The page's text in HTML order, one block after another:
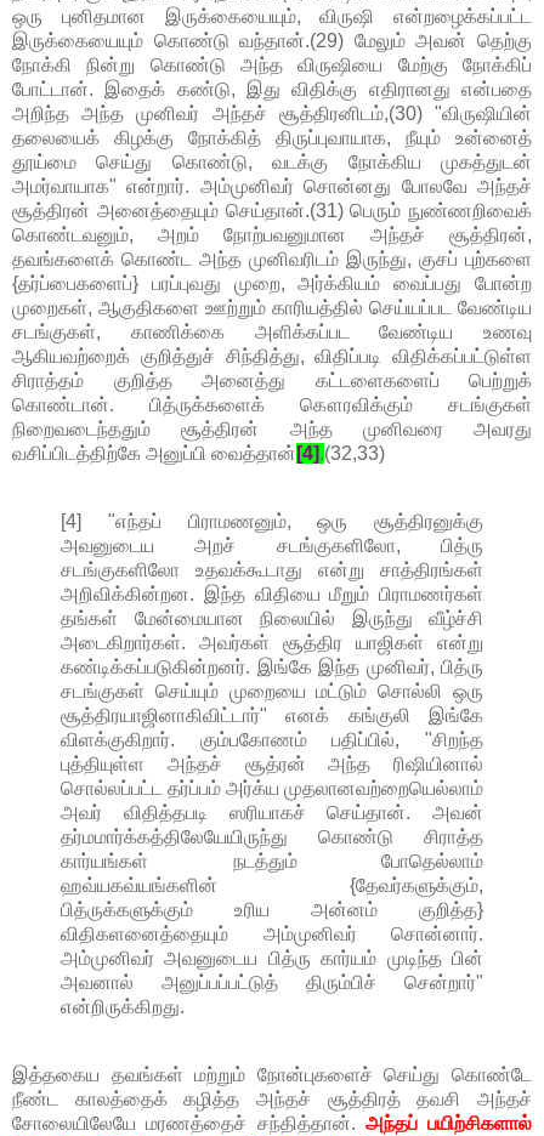
ஒரு புனிதமான இருக்கையையும், விருஷி என்றழைக்கப்பட்ட
இருக்கையையும் கொண்டு வந்தான்.(29) மேலும் அவன் தெற்கு
நோக்கி நின்று கொண்டு அந்த விருஷியை மேற்கு நோக்கிப்
போட்டான். இதைக் கண்டு, இது விதிக்கு எதிரானது என்பதை
அறிந்த அந்த முனிவர் அந்தச் சூத்திரனிடம்,(30) "விருஷியின்
தலையைக் கிழக்கு நோக்கித் திருப்புவாயாக, நீயும் உன்னைத்
தூய்மை செய்து கொண்டு, வடக்கு நோக்கிய முகத்துடன்
அமர்வாயாக" என்றார். அம்முனிவர் சொன்னது போலவே அந்தச்
சூத்திரன் அனைத்தையும் செய்தான்.(31) பெரும் நுண்ணறிவைக்
கொண்டவனும், அறம் நோற்பவனுமான அந்தச் சூத்திரன்,
தவங்களைக் கொண்ட அந்த முனிவரிடம் இருந்து, குசப் புற்களை
{தர்ப்பைகளைப்} பரப்புவது முறை, அர்க்கியம் வைப்பது போன்ற
முறைகள், ஆகுதிகளை ஊற்றும் காரியத்தில் செய்யப்பட வேண்டிய
சடங்குகள், காணிக்கை அளிக்கப்பட வேண்டிய உணவு
ஆகியவற்றைக் குறித்துச் சிந்தித்து, விதிப்படி விதிக்கப்பட்டுள்ள
சிராத்தம் குறித்த அனைத்து கட்டளைகளைப் பெற்றுக்
கொண்டான். பித்ருக்களைக் கௌரவிக்கும் சடங்குகள்
நிறைவடைந்ததும் சூத்திரன் அந்த முனிவரை அவரது
வசிப்பிடத்திற்கே அனுப்பி வைத்தான் [4].(32,33)
[4] "எந்தப் பிராமணனும், ஒரு சூத்திரனுக்கு
அவனுடைய அறச் சடங்குகளிலோ, பித்ரு
சடங்குகளிலோ உதவக்கூடாது என்று சாத்திரங்கள்
அறிவிக்கின்றன. இந்த விதியை மீறும் பிராமணர்கள்
தங்கள் மேன்மையான நிலையில் இருந்து வீழ்ச்சி
அடைகிறார்கள். அவர்கள் சூத்திர யாஜிகள் என்று
கண்டிக்கப்படுகின்றனர். இங்கே இந்த முனிவர், பித்ரு
சடங்குகள் செய்யும் முறையை மட்டும் சொல்லி ஒரு
சூத்திரயாஜினாகிவிட்டார்" எனக் கங்குலி இங்கே
விளக்குகிறார். கும்பகோணம் பதிப்பில், "சிறந்த
புத்தியுள்ள அந்தச் சூத்ரன் அந்த ரிஷியினால்
சொல்லப்பட்ட தர்ப்பம் அர்க்ய முதலானவற்றையெல்லாம்
அவர் விதித்தபடி ஸரியாகச் செய்தான். அவன்
தர்மமார்க்கத்திலேயேயிருந்து கொண்டு சிராத்த
கார்யங்கள் நடத்தும் போதெல்லாம்
ஹவ்யகவ்யங்களின் {தேவர்களுக்கும்,
பித்ருக்களுக்கும் உரிய அன்னம் குறித்த}
விதிகளனைத்தையும் அம்முனிவர் சொன்னார்.
அம்முனிவர் அவனுடைய பித்ரு கார்யம் முடிந்த பின்
அவனால் அனுப்பப்பட்டுத் திரும்பிச் சென்றார்"
என்றிருக்கிறது.
இத்தகைய தவங்கள் மற்றும் நோன்புகளைச் செய்து கொண்டே
நீண்ட காலத்தைக் கழித்த அந்தச் சூத்திரத் தவசி அந்தச்
சோலையிலேயே மரணத்தைச் சந்தித்தான். அந்தப் பயிற்சிகளால்